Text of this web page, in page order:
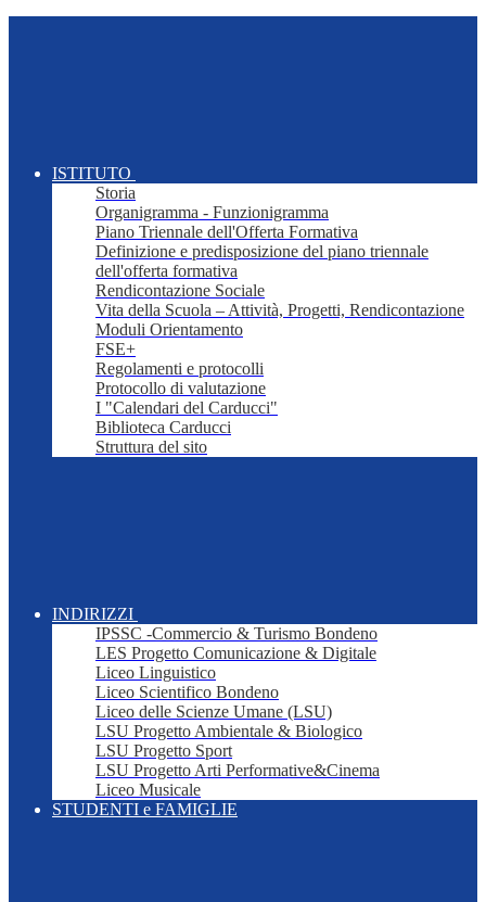
ISTITUTO
Storia
Organigramma - Funzionigramma
Piano Triennale dell'Offerta Formativa
Definizione e predisposizione del piano triennale
dell'offerta formativa
Rendicontazione Sociale
Vita della Scuola – Attività, Progetti, Rendicontazione
Moduli Orientamento
FSE+
Regolamenti e protocolli
Protocollo di valutazione
I "Calendari del Carducci"
Biblioteca Carducci
Struttura del sito
INDIRIZZI
IPSSC -Commercio & Turismo Bondeno
LES Progetto Comunicazione & Digitale
Liceo Linguistico
Liceo Scientifico Bondeno
Liceo delle Scienze Umane (LSU)
LSU Progetto Ambientale & Biologico
LSU Progetto Sport
LSU Progetto Arti Performative&Cinema
Liceo Musicale
STUDENTI e FAMIGLIE